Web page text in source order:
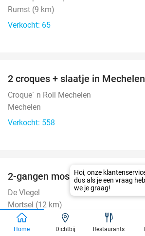
Rumst (9 km)
Verkocht: 65
2 croques + slaatje in Mechelen
Croque´ n Roll Mechelen
Mechelen
Verkocht: 558
2-gangen mosseldiner bij De
De Vlegel
Mortsel (12 km)
Verkocht: 521
Home Dichtbij Restaurants